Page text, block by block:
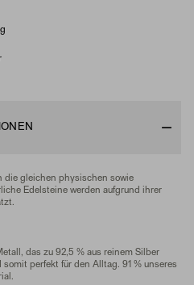
die gleichen physischen sowie
Edelsteine werden aufgrund ihrer
das zu 92,5 % aus reinem Silber
perfekt für den Alltag. 91 % unseres